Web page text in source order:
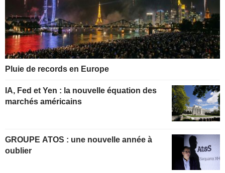
Pluie de records en Europe
IA, Fed et Yen : la nouvelle équation des
marchés américains
GROUPE ATOS : une nouvelle année à
oublier